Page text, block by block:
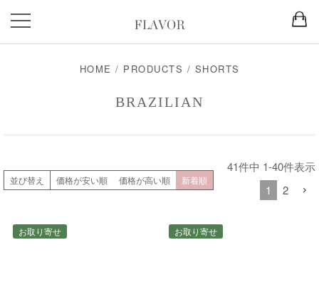
HOME / PRODUCTS / SHORTS
BRAZILIAN
並び替え 価格が安い順 価格が高い順 新着順
41件中 1-40件表示
1
2
お取り寄せ お取り寄せ